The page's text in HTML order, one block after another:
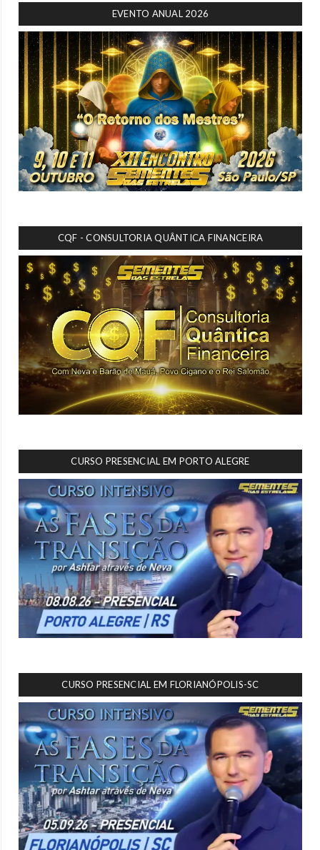
EVENTO ANUAL 2026
CQF - CONSULTORIA QUÂNTICA FINANCEIRA
CURSO PRESENCIAL EM PORTO ALEGRE
CURSO PRESENCIAL EM FLORIANÓPOLIS-SC